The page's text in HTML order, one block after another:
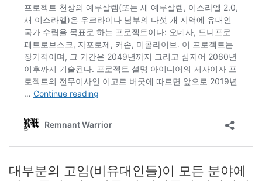
대부분의 고임(비유대인들)이 모든 분야에